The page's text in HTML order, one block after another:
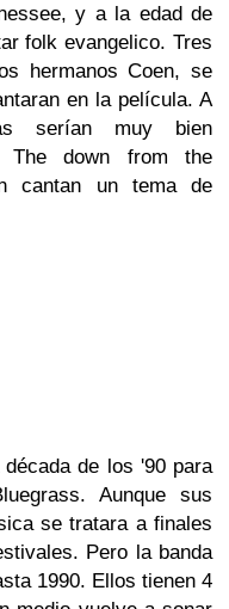
y a la edad de
folk evangelico. Tres
hermanos Coen, se
en la película. A
serían muy bien
The down from the
cantan un tema de
de los '90 para
Aunque sus
se tratara a finales
Pero la banda
1990. Ellos tienen 4